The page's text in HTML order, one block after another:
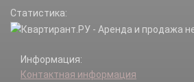
Горки д.
Горки Ленинские пгт.
Григорчиково д.
д/о Суханово п.
Статистика:
Информация:
Контактная информация